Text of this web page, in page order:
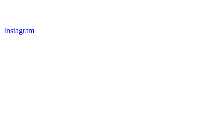
Instagram